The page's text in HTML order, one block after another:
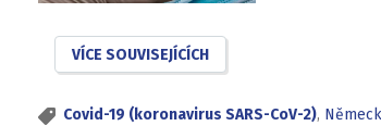
nečekaně
VÍCE SOUVISEJÍCÍCH
Covid-19 (koronavirus SARS-CoV-2),